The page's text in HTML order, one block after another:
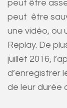
peut être
peut être
une vidéo, ou
Replay. De
juillet 2016,
d’enregistrer
de leur durée